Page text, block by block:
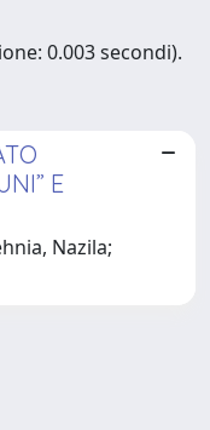
0.003 secondi).
E
Nazila;